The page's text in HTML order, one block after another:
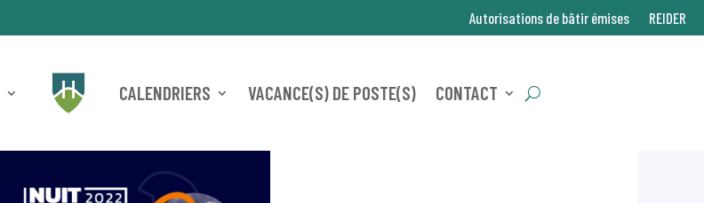
Autorisations de bâtir émises REIDER
CALENDRIERS VACANCE(S) DE POSTE(S) CONTACT